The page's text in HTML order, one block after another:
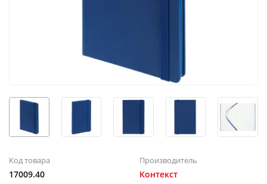
Код товара
17009.40
Производитель
Контекст